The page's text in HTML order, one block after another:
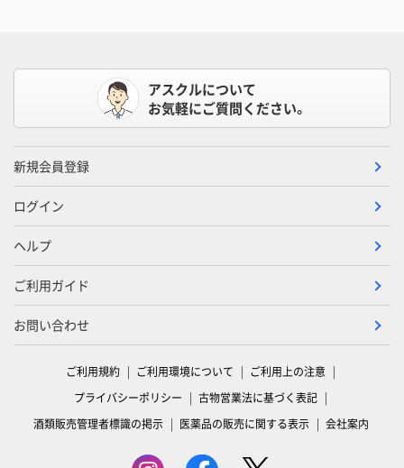
アスクルについて
お気軽にご質問ください。
新規会員登録
ログイン
ヘルプ
ご利用ガイド
お問い合わせ
ご利用規約 ご利用環境について
ご利用上の注意
プライバシーポリシー
古物営業法に基づく表記
酒類販売管理者標識の掲示
医薬品の販売に関する表示 会社案内